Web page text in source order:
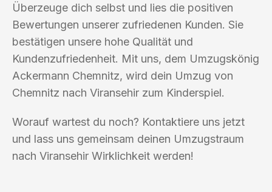
Überzeuge dich selbst und lies die positiven
Bewertungen unserer zufriedenen Kunden. Sie
bestätigen unsere hohe Qualität und
Kundenzufriedenheit. Mit uns, dem Umzugskönig
Ackermann Chemnitz, wird dein Umzug von
Chemnitz nach Viransehir zum Kinderspiel.
Worauf wartest du noch? Kontaktiere uns jetzt
und lass uns gemeinsam deinen Umzugstraum
nach Viransehir Wirklichkeit werden!